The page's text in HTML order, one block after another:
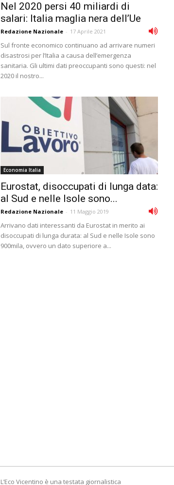
Nel 2020 persi 40 miliardi di
salari: Italia maglia nera dell’Ue
Redazione Nazionale - 17 Aprile 2021
Sul fronte economico continuano ad arrivare numeri
disastrosi per l’Italia a causa dell’emergenza
sanitaria. Gli ultimi dati preoccupanti sono questi: nel
2020 il nostro...
Economia Italia
Eurostat, disoccupati di lunga data:
al Sud e nelle Isole sono...
Redazione Nazionale - 11 Maggio 2019
Arrivano dati interessanti da Eurostat in merito ai
disoccupati di lunga durata: al Sud e nelle Isole sono
900mila, ovvero un dato superiore a...
L’Eco Vicentino è una testata giornalistica